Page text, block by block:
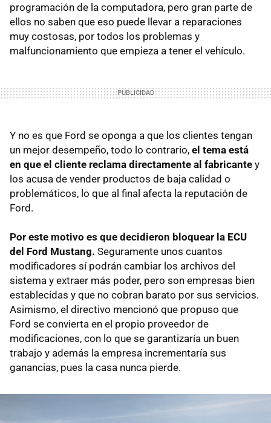
programación de la computadora, pero gran parte de
ellos no saben que eso puede llevar a reparaciones
muy costosas, por todos los problemas y
malfuncionamiento que empieza a tener el vehículo.
Y no es que Ford se oponga a que los clientes tengan
un mejor desempeño, todo lo contrario, el tema está
en que el cliente reclama directamente al fabricante y
los acusa de vender productos de baja calidad o
problemáticos, lo que al final afecta la reputación de
Ford.
Por este motivo es que decidieron bloquear la ECU
del Ford Mustang. Seguramente unos cuantos
modificadores sí podrán cambiar los archivos del
sistema y extraer más poder, pero son empresas bien
establecidas y que no cobran barato por sus servicios.
Asimismo, el directivo mencionó que propuso que
Ford se convierta en el propio proveedor de
modificaciones, con lo que se garantizaría un buen
trabajo y además la empresa incrementaría sus
ganancias, pues la casa nunca pierde.